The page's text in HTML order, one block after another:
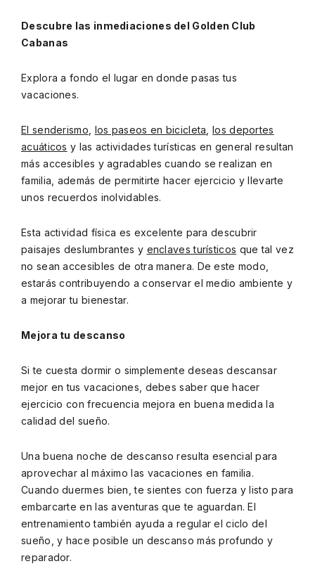
Descubre las inmediaciones del Golden Club
Cabanas
Explora a fondo el lugar en donde pasas tus
vacaciones.
El senderismo los paseos en bicicleta ,los deportes
acuáticos y las actividades turísticas en general resultan
más accesibles y agradables cuando se realizan en
familia, además de permitirte hacer ejercicio y llevarte
unos recuerdos inolvidables.
Esta actividad física es excelente para descubrir
paisajes deslumbrantes y enclaves turísticos que tal vez
no sean accesibles de otra manera. De este modo,
estarás contribuyendo a conservar el medio ambiente y
a mejorar tu bienestar.
Mejora tu descanso
Si te cuesta dormir o simplemente deseas descansar
mejor en tus vacaciones, debes saber que hacer
ejercicio con frecuencia mejora en buena medida la
calidad del sueño.
Una buena noche de descanso resulta esencial para
aprovechar al máximo las vacaciones en familia.
Cuando duermes bien, te sientes con fuerza y listo para
embarcarte en las aventuras que te aguardan. El
entrenamiento también ayuda a regular el ciclo del
sueño, y hace posible un descanso más profundo y
reparador.